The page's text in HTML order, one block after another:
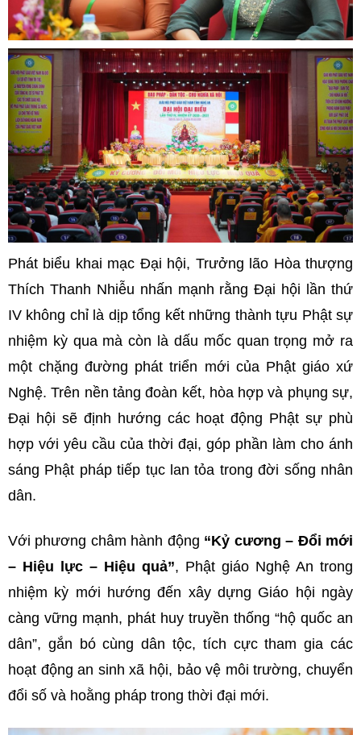
Phát biểu khai mạc Đại hội, Trưởng lão Hòa thượng
Thích Thanh Nhiễu nhấn mạnh rằng Đại hội lần thứ
IV không chỉ là dịp tổng kết những thành tựu Phật sự
nhiệm kỳ qua mà còn là dấu mốc quan trọng mở ra
một chặng đường phát triển mới của Phật giáo xứ
Nghệ. Trên nền tảng đoàn kết, hòa hợp và phụng sự,
Đại hội sẽ định hướng các hoạt động Phật sự phù
hợp với yêu cầu của thời đại, góp phần làm cho ánh
sáng Phật pháp tiếp tục lan tỏa trong đời sống nhân
dân.
Với phương châm hành động “Kỷ cương – Đổi mới
– Hiệu lực – Hiệu quả”, Phật giáo Nghệ An trong
nhiệm kỳ mới hướng đến xây dựng Giáo hội ngày
càng vững mạnh, phát huy truyền thống “hộ quốc an
dân”, gắn bó cùng dân tộc, tích cực tham gia các
hoạt động an sinh xã hội, bảo vệ môi trường, chuyển
đổi số và hoằng pháp trong thời đại mới.